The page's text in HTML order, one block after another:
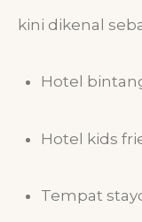
kini dikenal
Hotel
Hotel kids
Tempat